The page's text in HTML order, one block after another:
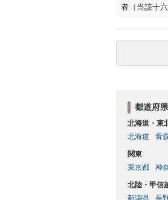
者（当該十
又は誘惑し
金銭その他
し、よって
罰金に処す
都道府
北海道・東
北海道
青
関東
東京都
神
北陸・甲信
新潟県
長